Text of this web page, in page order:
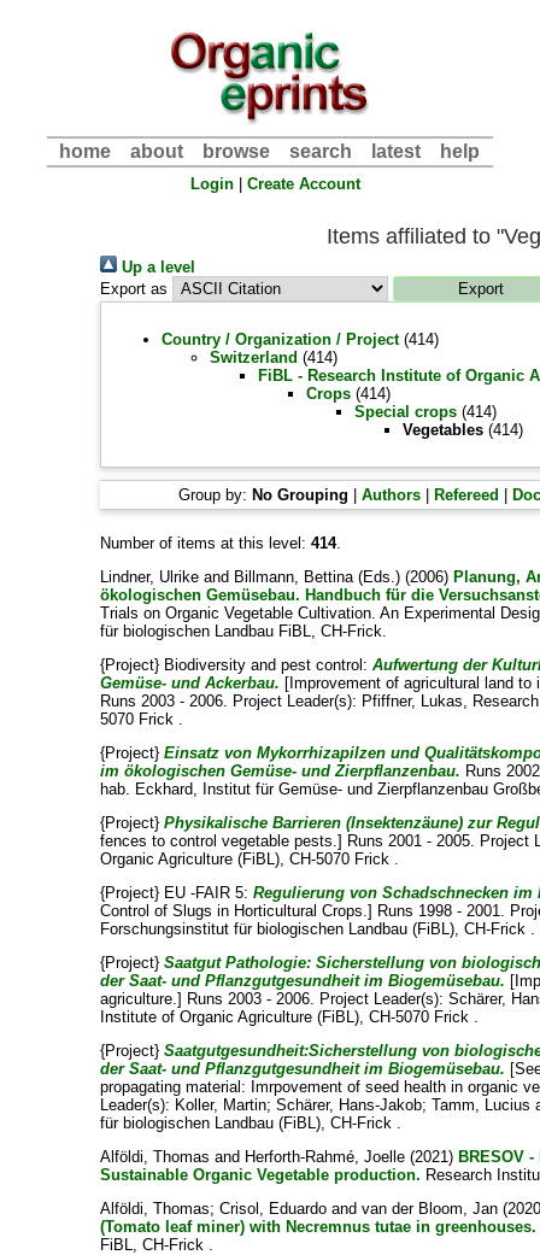
home about browse search latest help
Login |Create Account
Items affiliated to
Up a level
Export as
Country / Organization / Project(414)
Switzerland (414)
FiBL - Research Institute of Organic
Crops (414)
Special crops (414)
Vegetables (414)
Group by: No Grouping |Authors Refereed
Number of items at this level:414.
Lindner, Ulrike and Billmann, Bettina(Eds.) (2006) Planung,
ökologischen Gemüsebau. Handbuch für die
Trials on Organic Vegetable Cultivation. An Experimental
für biologischen Landbau FiBL, CH-Frick.
{Project} Biodiversity and pest control:Aufwertung der
Gemüse- und Ackerbau. [Improvement of agricultural land
Runs 2003 - 2006. Project Leader(s): Pfiffner, Lukas,
5070 Frick .
{Project}Einsatz von Mykorrhizapilzen und
im ökologischen Gemüse- und Zierpflanzenbau. Runs
hab. Eckhard, Institut für Gemüse- und Zierpflanzenbau
{Project}Physikalische Barrieren (Insektenzäune) zur
fences to control vegetable pests.] Runs 2001 - 2005. Project
Organic Agriculture (FiBL), CH-5070 Frick .
{Project} EU -FAIR 5:Regulierung von Schadschnecken im
Control of Slugs in Horticultural Crops.] Runs 1998 - 2001.
Forschungsinstitut für biologischen Landbau (FiBL), CH-Frick .
{Project}Saatgut Pathologie: Sicherstellung von
der Saat- und Pflanzgutgesundheit im Biogemüsebau.
agriculture.] Runs 2003 - 2006. Project Leader(s):Schärer,
Institute of Organic Agriculture (FiBL), CH-5070 Frick .
{Project}Saatgutgesundheit:Sicherstellung von
der Saat- und Pflanzgutgesundheit im Biogemüsebau.
propagating material: Imrpovement of seed health in organic
Leader(s): Koller, Martin;Schärer, Hans-Jakob;Tamm, Lucius
für biologischen Landbau (FiBL), CH-Frick .
Alföldi, Thomas and Herforth-Rahmé, Joelle (2021) BRESOV
Sustainable Organic Vegetable production. Research
Alföldi, Thomas;Crisol, Eduardo andvan der Bloom, Jan
(Tomato leaf miner) with Necremnus tutae in greenhouses.
FiBL, CH-Frick .